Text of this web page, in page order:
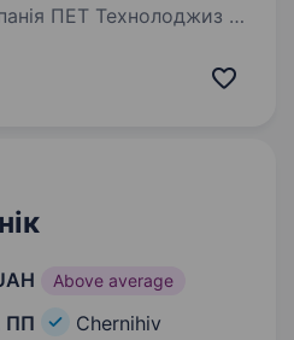
видувних форм та ПЕТ-
Above average
ПП Chernihiv